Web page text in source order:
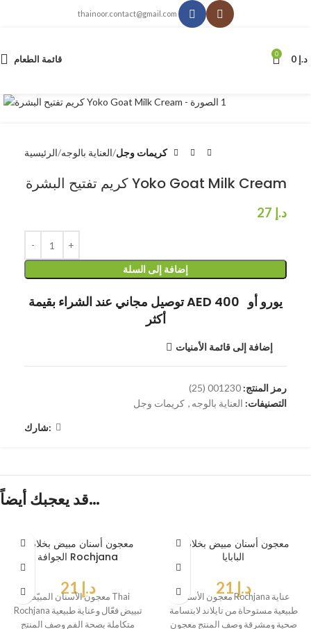
thainoor.contact@gmail.com
قائمة الطعام 0 د.إ
الرئيسية العناية بالوجه كريمات وجل
كريم تفتيح البشرة Yoko Goat Milk Cream
د.إ
إضافة إلى السلة
توصيل مجاني عند الشراء بقيمة AED 400 يورو أو
أكثر
إضافة إلى قائمة الأمنيات
رمز المنتج: 001230 (25)
التصنيفات: العناية بالوجه , كريمات وجل
شارك:
قد يعجبك أيضاً…
معجون أسنان مبيض بخلاصة
الجوافة Rochjana
د.إ21
معجون الأسنان المبيّض Thai
Rochjana تبييض فعّال وعناية طبيعية
متكاملة بصحة الفم وصف المنتج
معجون أسنان مبيض بخلاصة
البابايا
د.إ21معجون الأسنان Rochjana عناية
طبيعية مستوحاة من تايلاند لابتسامة
صحية ومشرقة وصف المنتج معجون